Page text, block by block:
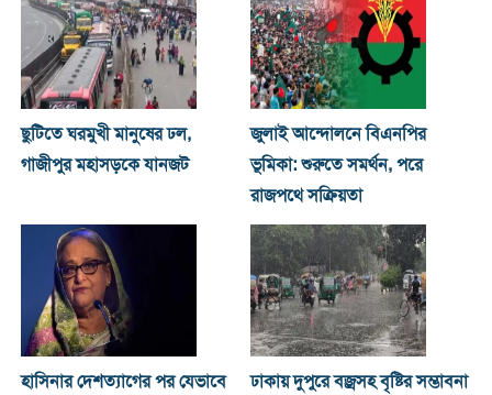
ছুটিতে ঘরমুখী মানুষের ঢল,
গাজীপুর মহাসড়কে যানজট
জুলাই আন্দোলনে বিএনপির
ভূমিকা: শুরুতে সমর্থন, পরে
রাজপথে সক্রিয়তা
হাসিনার দেশত্যাগের পর যেভাবে
ঢাকায় দুপুরে বজ্রসহ বৃষ্টির সম্ভাবনা